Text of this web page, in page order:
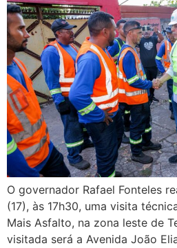
O governador Rafael Fonteles
(17), às 17h30, uma visita
Mais Asfalto, na zona leste de
visitada será a Avenida João